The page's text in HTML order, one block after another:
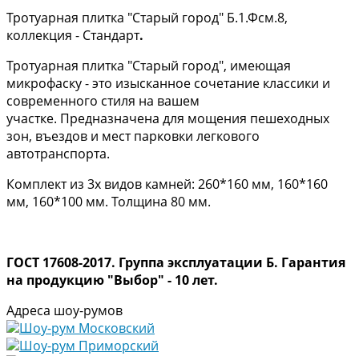
Тротуарная плитка "Старый город" Б.1.Фсм.8,
коллекция - Стандарт.
Тротуарная плитка "Старый город", имеющая
микрофаску - это изысканное сочетание классики и
современного стиля на вашем
участке. Предназначена для мощения пешеходных
зон, въездов и мест парковки легкового
автотранспорта.
Комплект из 3х видов камней: 260*160 мм, 160*160
мм, 160*100 мм. Толщина 80 мм.
ГОСТ 17608-2017. Группа эксплуатации Б. Гарантия
на продукцию "Выбор" - 10 лет.
Адреса шоу-румов
Шоу-рум Московский
Шоу-рум Приморский